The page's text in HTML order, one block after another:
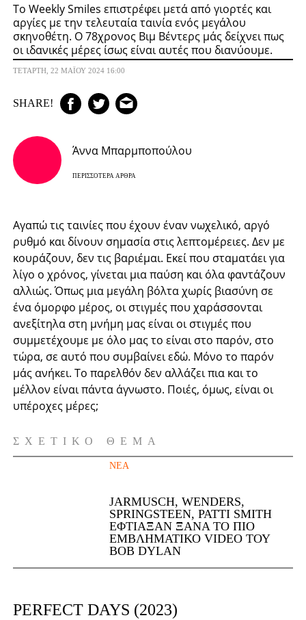
Το Weekly Smiles επιστρέφει μετά από γιορτές και
αργίες με την τελευταία ταινία ενός μεγάλου
σκηνοθέτη. Ο 78χρονος Βιμ Βέντερς μάς δείχνει πως
οι ιδανικές μέρες ίσως είναι αυτές που διανύουμε.
ΤΕΤΆΡΤΗ, 22 ΜΑΪ́ΟΥ 2024 16:00
SHARE!
Άννα Μπαρμποπούλου
ΠΕΡΙΣΣΌΤΕΡΑ ΆΡΘΡΑ
Αγαπώ τις ταινίες που έχουν έναν νωχελικό, αργό
ρυθμό και δίνουν σημασία στις λεπτομέρειες. Δεν με
κουράζουν, δεν τις βαριέμαι. Εκεί που σταματάει για
λίγο ο χρόνος, γίνεται μια παύση και όλα φαντάζουν
αλλιώς. Όπως μια μεγάλη βόλτα χωρίς βιασύνη σε
ένα όμορφο μέρος, οι στιγμές που χαράσσονται
ανεξίτηλα στη μνήμη μας είναι οι στιγμές που
συμμετέχουμε με όλο μας το είναι στο παρόν, στο
τώρα, σε αυτό που συμβαίνει εδώ. Μόνο το παρόν
μάς ανήκει. Το παρελθόν δεν αλλάζει πια και το
μέλλον είναι πάντα άγνωστο. Ποιές, όμως, είναι οι
υπέροχες μέρες;
ΣΧΕΤΙΚΌ ΘΈΜΑ
ΝΈΑ
JARMUSCH, WENDERS,
SPRINGSTEEN, PATTI SMITH
ΈΦΤΙΑΞΑΝ ΞΑΝΆ ΤΟ ΠΙΟ
ΕΜΒΛΗΜΑΤΙΚΌ VIDEO ΤΟΥ
BOB DYLAN
PERFECT DAYS (2023)